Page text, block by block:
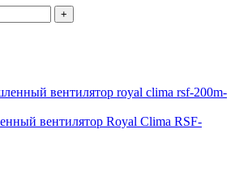
+
вентилятор Royal Clima RSF-